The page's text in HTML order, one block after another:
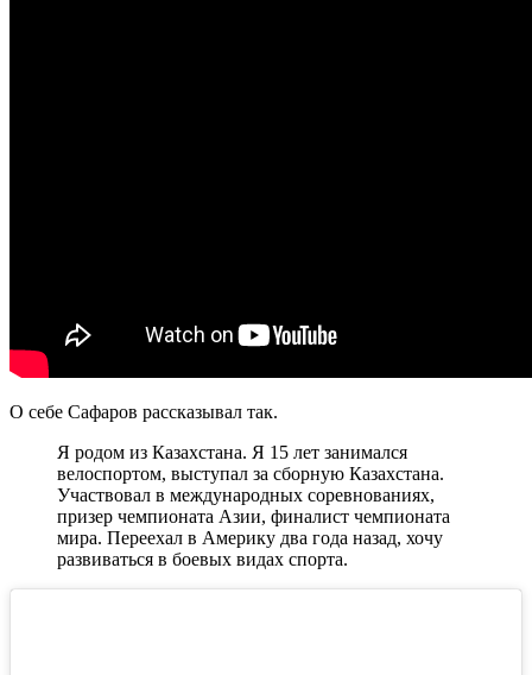
О себе Сафаров рассказывал так.
Я родом из Казахстана. Я 15 лет занимался
велоспортом, выступал за сборную Казахстана.
Участвовал в международных соревнованиях,
призер чемпионата Азии, финалист чемпионата
мира. Переехал в Америку два года назад, хочу
развиваться в боевых видах спорта.